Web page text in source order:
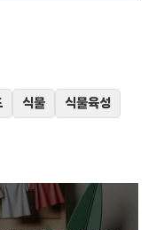
식물 식물육성